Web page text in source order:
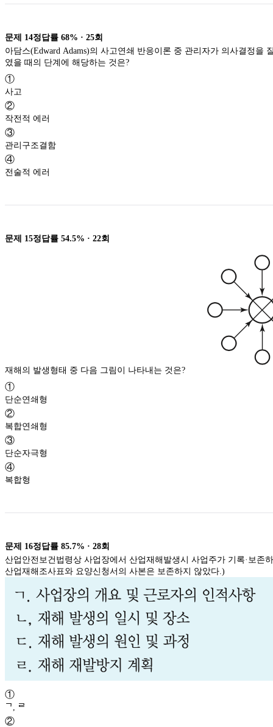
문제 14정답률 68% · 25회
아담스(Edward Adams)의 사고연쇄 반응이론 중 관리자가 의사결정을
였을 때의 단계에 해당하는 것은?
①
사고
②
작전적 에러
③
관리구조결함
④
전술적 에러
문제 15정답률 54.5% · 22회
재해의 발생형태 중 다음 그림이 나타내는 것은?
①
단순연쇄형
②
복합연쇄형
③
단순자극형
④
복합형
문제 16정답률 85.7% · 28회
산업안전보건법령상 사업장에서 산업재해발생시 사업주가 기록·보존
산업재해조사표와 요양신청서의 사본은 보존하지 않았다.)
①
ᄀ, ᄅ
②